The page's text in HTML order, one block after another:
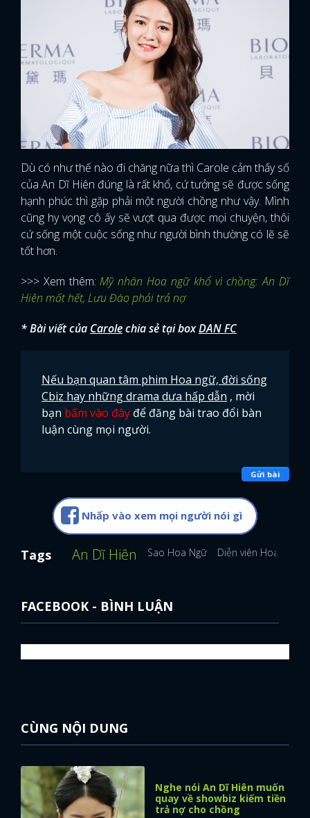
FACEBOOK GOOGLE
Dù có như thế nào đi chăng nữa thì Carole cảm thấy số
của An Dĩ Hiên đúng là rất khổ, cứ tưởng sẽ được sống
hạnh phúc thì gặp phải một người chồng như vậy. Mình
cũng hy vọng cô ấy sẽ vượt qua được mọi chuyện, thôi
cứ sống một cuộc sống như người bình thường có lẽ sẽ
tốt hơn.
>>> Xem thêm:Mỹ nhân Hoa ngữ khổ vì chồng: An Dĩ
Hiên mất hết, Lưu Đào phải trả nợ
* Bài viết của Carolechia sẻ tại boxDAN FC
Nếu bạn quan tâm phim Hoa ngữ, đời sống
Cbiz hay những drama dưa hấp dẫn , mời
bạn bấm vào đây để đăng bài trao đổi bàn
luận cùng mọi người.
Gửi bài
Nhấp vào xem mọi người nói gì
Tags An Dĩ Hiên Sao Hoa Ngữ Diễn viên Hoa ngữ
FACEBOOK - BÌNH LUẬN
CÙNG NỘI DUNG
Nghe nói An Dĩ Hiên muốn
quay về showbiz kiếm tiền
trả nợ cho chồng